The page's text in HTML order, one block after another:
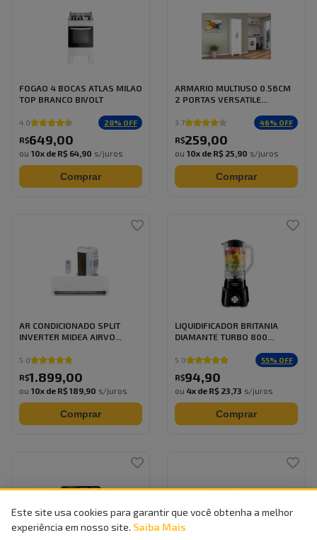
FOGAO 4 BOCAS ATLAS MILAO
TOP BRANCO BIVOLT
4.0 28% OFF
R$649,00
ou 10x de R$ 64,90 s/juros
Comprar
ARMARIO MULTIUSO 0.56CM
2 PORTAS VERSATILE...
3.7 46% OFF
R$259,00
ou 10x de R$ 25,90 s/juros
Comprar
AR CONDICIONADO SPLIT
INVERTER MIDEA AIRVO...
5.0
R$1.899,00
ou 10x de R$ 189,90 s/juros
Comprar
LIQUIDIFICADOR BRITANIA
DIAMANTE TURBO 800...
5.0 55% OFF
R$94,90
ou 4x de R$ 23,73 s/juros
Comprar
Este site usa cookies para garantir que você obtenha a melhor
experiência em nosso site. Saiba Mais